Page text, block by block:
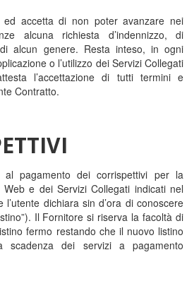
ed accetta di non poter avanzare nei
alcuna richiesta d’indennizzo, di
alcun genere. Resta inteso, in ogni
o l’utilizzo dei Servizi Collegati
l’accettazione di tutti termini e
Contratto.
pagamento dei corrispettivi per la
e dei Servizi Collegati indicati nel
l’utente dichiara sin d’ora di conoscere
Il Fornitore si riserva la facoltà di
fermo restando che il nuovo listino
scadenza dei servizi a pagamento